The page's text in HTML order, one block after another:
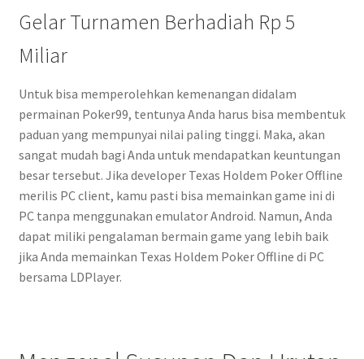
Gelar Turnamen Berhadiah Rp 5
Miliar
Untuk bisa memperolehkan kemenangan didalam
permainan Poker99, tentunya Anda harus bisa membentuk
paduan yang mempunyai nilai paling tinggi. Maka, akan
sangat mudah bagi Anda untuk mendapatkan keuntungan
besar tersebut. Jika developer Texas Holdem Poker Offline
merilis PC client, kamu pasti bisa memainkan game ini di
PC tanpa menggunakan emulator Android. Namun, Anda
dapat miliki pengalaman bermain game yang lebih baik
jika Anda memainkan Texas Holdem Poker Offline di PC
bersama LDPlayer.